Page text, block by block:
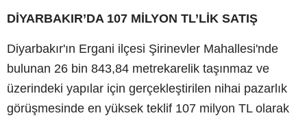
DİYARBAKIR’DA 107 MİLYON TL’LİK SATIŞ
Diyarbakır'ın Ergani ilçesi Şirinevler Mahallesi'nde
bulunan 26 bin 843,84 metrekarelik taşınmaz ve
üzerindeki yapılar için gerçekleştirilen nihai pazarlık
görüşmesinde en yüksek teklif 107 milyon TL olarak